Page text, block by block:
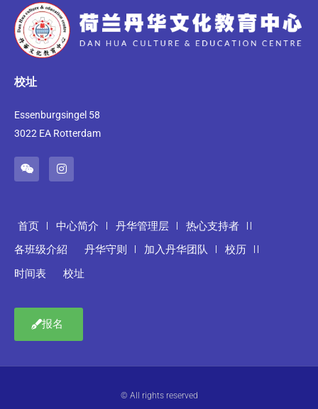
校址
Essenburgsingel 58
3022 EA Rotterdam
首页 中心简介 丹华管理层
热心支持者
各班级介紹
丹华守则 加入丹华团队
校历
时间表
校址
报名
© All rights reserved